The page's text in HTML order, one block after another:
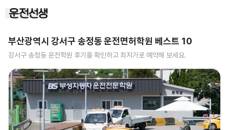
부산광역시 강서구 송정동운전면허학원 베스트 10
강서구 송정동 운전학원 후기를 확인하고 최저가로 예약해 보세요.